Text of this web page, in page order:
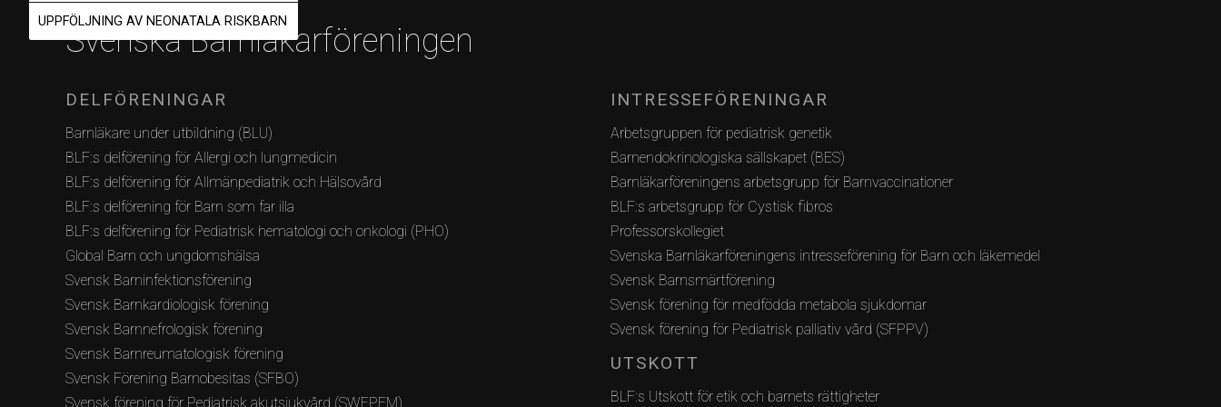
UPPFÖLJNING AV NEONATALA RISKBARN
Svenska Barnläkarföreningen
DELFÖRENINGAR
Barnläkare under utbildning (BLU)
BLF:s delförening för Allergi och lungmedicin
BLF:s delförening för Allmänpediatrik och Hälsovård
BLF:s delförening för Barn som far illa
BLF:s delförening för Pediatrisk hematologi och onkologi (PHO)
Global Barn och ungdomshälsa
Svensk Barninfektionsförening
Svensk Barnkardiologisk förening
Svensk Barnnefrologisk förening
Svensk Barnreumatologisk förening
Svensk Förening Barnobesitas (SFBO)
Svensk förening för Pediatrisk akutsjukvård (SWEPEM)
INTRESSEFÖRENINGAR
Arbetsgruppen för pediatrisk genetik
Barnendokrinologiska sällskapet (BES)
Barnläkarföreningens arbetsgrupp för Barnvaccinationer
BLF:s arbetsgrupp för Cystisk fibros
Professorskollegiet
Svenska Barnläkarföreningens intresseförening för Barn och läkemedel
Svensk Barnsmärtförening
Svensk förening för medfödda metabola sjukdomar
Svensk förening för Pediatrisk palliativ vård (SFPPV)
UTSKOTT
BLF:s Utskott för etik och barnets rättigheter